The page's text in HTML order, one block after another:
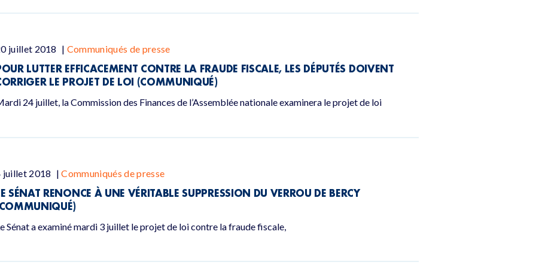
juillet 2018 | Communiqués de presse
LUTTER EFFICACEMENT CONTRE LA FRAUDE FISCALE, LES DÉPUTÉS DOIVENT
LE PROJET DE LOI (COMMUNIQUÉ)
24 juillet, la Commission des Finances de l’Assemblée nationale examinera le projet de loi
juillet 2018 | Communiqués de presse
SÉNAT RENONCE À UNE VÉRITABLE SUPPRESSION DU VERROU DE BERCY
Sénat a examiné mardi 3 juillet le projet de loi contre la fraude fiscale,